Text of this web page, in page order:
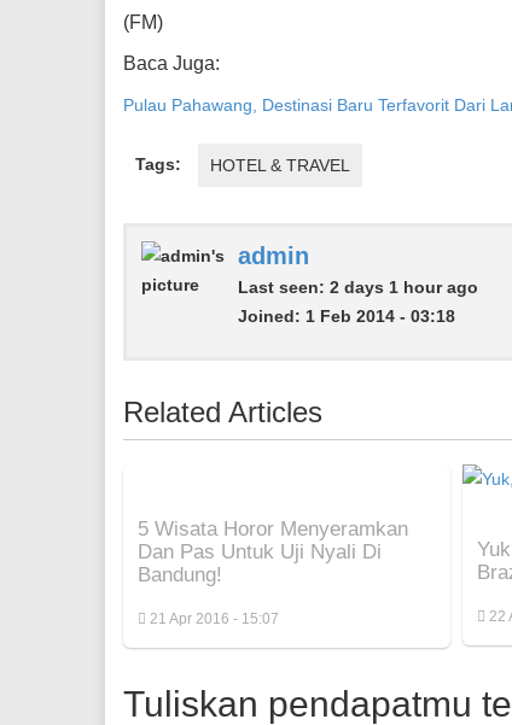
(FM)
Baca Juga:
Pulau Pahawang, Destinasi Baru Terfavorit Dari
Tags: HOTEL & TRAVEL
admin
Last seen: 2 days 1 hour ago
Joined: 1 Feb 2014 - 03:18
Related Articles
5 Wisata Horor Menyeramkan
Dan Pas Untuk Uji Nyali Di
Bandung!
21 Apr 2016 - 15:07 22
Tuliskan pendapatmu